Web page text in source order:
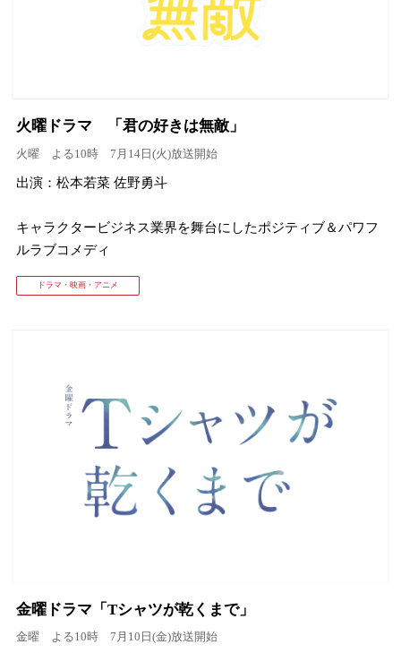
火曜ドラマ 「君の好きは無敵」
火曜 よる10時 7月14日(火)放送開始
出演：松本若菜 佐野勇斗
キャラクタービジネス業界を舞台にしたポジティブ＆パワフ
ルラブコメディ
ドラマ・映画・アニメ
金曜ドラマ「Tシャツが乾くまで」
金曜 よる10時 7月10日(金)放送開始